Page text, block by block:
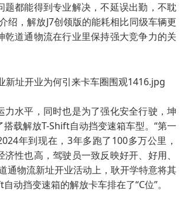
题都能得到专业解决，不延误出勤，不耽
绍，解放J7创领版的能耗相比同级车辆更
乾道通物流在行业里保持强大竞争力的关
力水平，同时也是为了强化安全行驶，坤
载解放T-Shift自动挡变速箱车型。“第一
年到现在，3年多跑了100多万公里，
性也高，驾驶员一致反映好开、好用、
通物流新址开业活动上，耿开学特意将其
动挡变速箱的解放卡车排在了“C位”。